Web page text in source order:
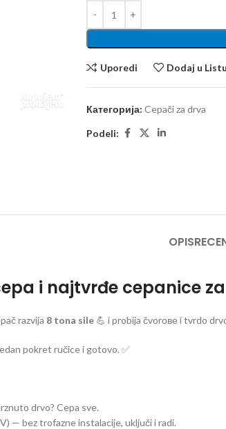
Uporedi Dodaj u
Категорија: Cepači za drva
Podeli:
OPIS
i najtvrđe cepanice
razvija 8 tona sile 💪 i probija čvorове i tvrdo
pokret ručice i gotovo. ✅
drvo? Cepa sve.
— bez trofazne instalacije, uključi i radi.